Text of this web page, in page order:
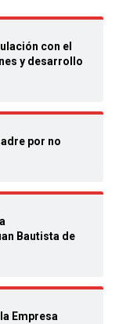
con el
y desarrollo
por no
Bautista de
Empresa